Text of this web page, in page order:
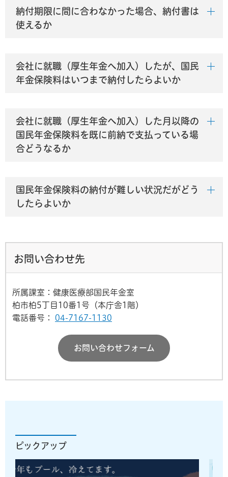
納付期限に間に合わなかった場合、納付書は
使えるか
会社に就職（厚生年金へ加入）したが、国民
年金保険料はいつまで納付したらよいか
会社に就職（厚生年金へ加入）した月以降の
国民年金保険料を既に前納で支払っている場
合どうなるか
国民年金保険料の納付が難しい状況だがどう
したらよいか
お問い合わせ先
所属課室：健康医療部国民年金室
柏市柏5丁目10番1号（本庁舎1階）
電話番号：
04-7167-1130
お問い合わせフォーム
ピックアップ